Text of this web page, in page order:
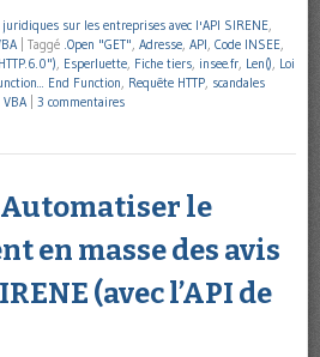
juridiques sur les entreprises avec l'API SIRENE,
Taggé .Open "GET", Adresse, API, Code INSEE,
, Esperluette, Fiche tiers, insee.fr, Len(), Loi
End Function, Requête HTTP, scandales
VBA 3 commentaires
Automatiser le
en masse des avis
(avec l’API de